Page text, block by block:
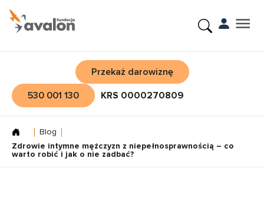
Przekaż darowiznę
530 001 130
KRS 0000270809
Blog
Zdrowie intymne mężczyzn z niepełnosprawnością – co
warto robić i jak o nie zadbać?